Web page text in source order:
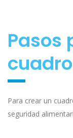
Pasos
Para crear un
seguridad